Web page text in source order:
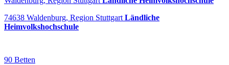
74638 Waldenburg, Region Stuttgart Ländliche
Heimvolkshochschule
90 Betten